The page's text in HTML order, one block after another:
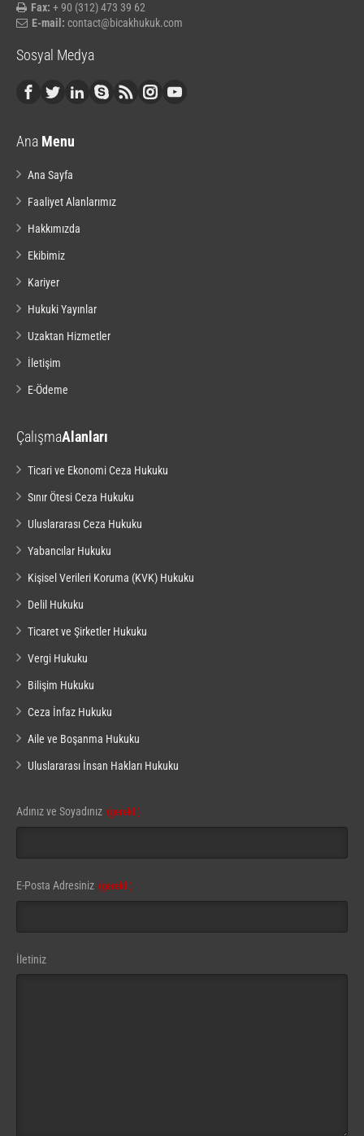
Fax: + 90 (312) 473 39 62
E-mail: contact@bicakhukuk.com
Sosyal Medya
Ana Menu
Ana Sayfa
Faaliyet Alanlarımız
Hakkımızda
Ekibimiz
Kariyer
Hukuki Yayınlar
Uzaktan Hizmetler
İletişim
E-Ödeme
ÇalışmaAlanları
Ticari ve Ekonomi Ceza Hukuku
Sınır Ötesi Ceza Hukuku
Uluslararası Ceza Hukuku
Yabancılar Hukuku
Kişisel Verileri Koruma (KVK) Hukuku
Delil Hukuku
Ticaret ve Şirketler Hukuku
Vergi Hukuku
Bilişim Hukuku
Ceza İnfaz Hukuku
Aile ve Boşanma Hukuku
Uluslararası İnsan Hakları Hukuku
Adınız ve Soyadınız (gerekli)
E-Posta Adresiniz (gerekli)
İletiniz